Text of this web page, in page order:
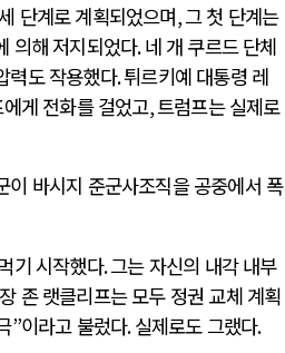
단계로 계획되었으며,그 첫 단계는
의해 저지되었다.네 개 쿠르드 단체
력도 작용했다.튀르키예 대통령 레
게 전화를 걸었고,트럼프는 실제로
이 바시지 준군사조직을 공중에서 폭
기 시작했다.그는 자신의 내각 내부
존 랫클리프는 모두 정권 교체 계획
”이라고 불렀다.실제로도 그랬다.